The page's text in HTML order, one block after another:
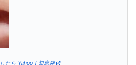
たら Yahoo！知恵袋